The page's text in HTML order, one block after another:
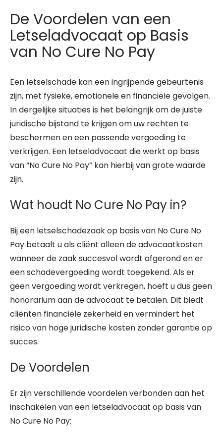
De Voordelen van een
Letseladvocaat op Basis
van No Cure No Pay
Een letselschade kan een ingrijpende gebeurtenis
zijn, met fysieke, emotionele en financiële gevolgen.
In dergelijke situaties is het belangrijk om de juiste
juridische bijstand te krijgen om uw rechten te
beschermen en een passende vergoeding te
verkrijgen. Een letseladvocaat die werkt op basis
van “No Cure No Pay” kan hierbij van grote waarde
zijn.
Wat houdt No Cure No Pay in?
Bij een letselschadezaak op basis van No Cure No
Pay betaalt u als cliënt alleen de advocaatkosten
wanneer de zaak succesvol wordt afgerond en er
een schadevergoeding wordt toegekend. Als er
geen vergoeding wordt verkregen, hoeft u dus geen
honorarium aan de advocaat te betalen. Dit biedt
cliënten financiële zekerheid en vermindert het
risico van hoge juridische kosten zonder garantie op
succes.
De Voordelen
Er zijn verschillende voordelen verbonden aan het
inschakelen van een letseladvocaat op basis van
No Cure No Pay: